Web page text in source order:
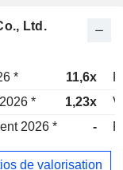
Ltd.
* 11,6x
* 1,23x
2026 * -
de valorisation